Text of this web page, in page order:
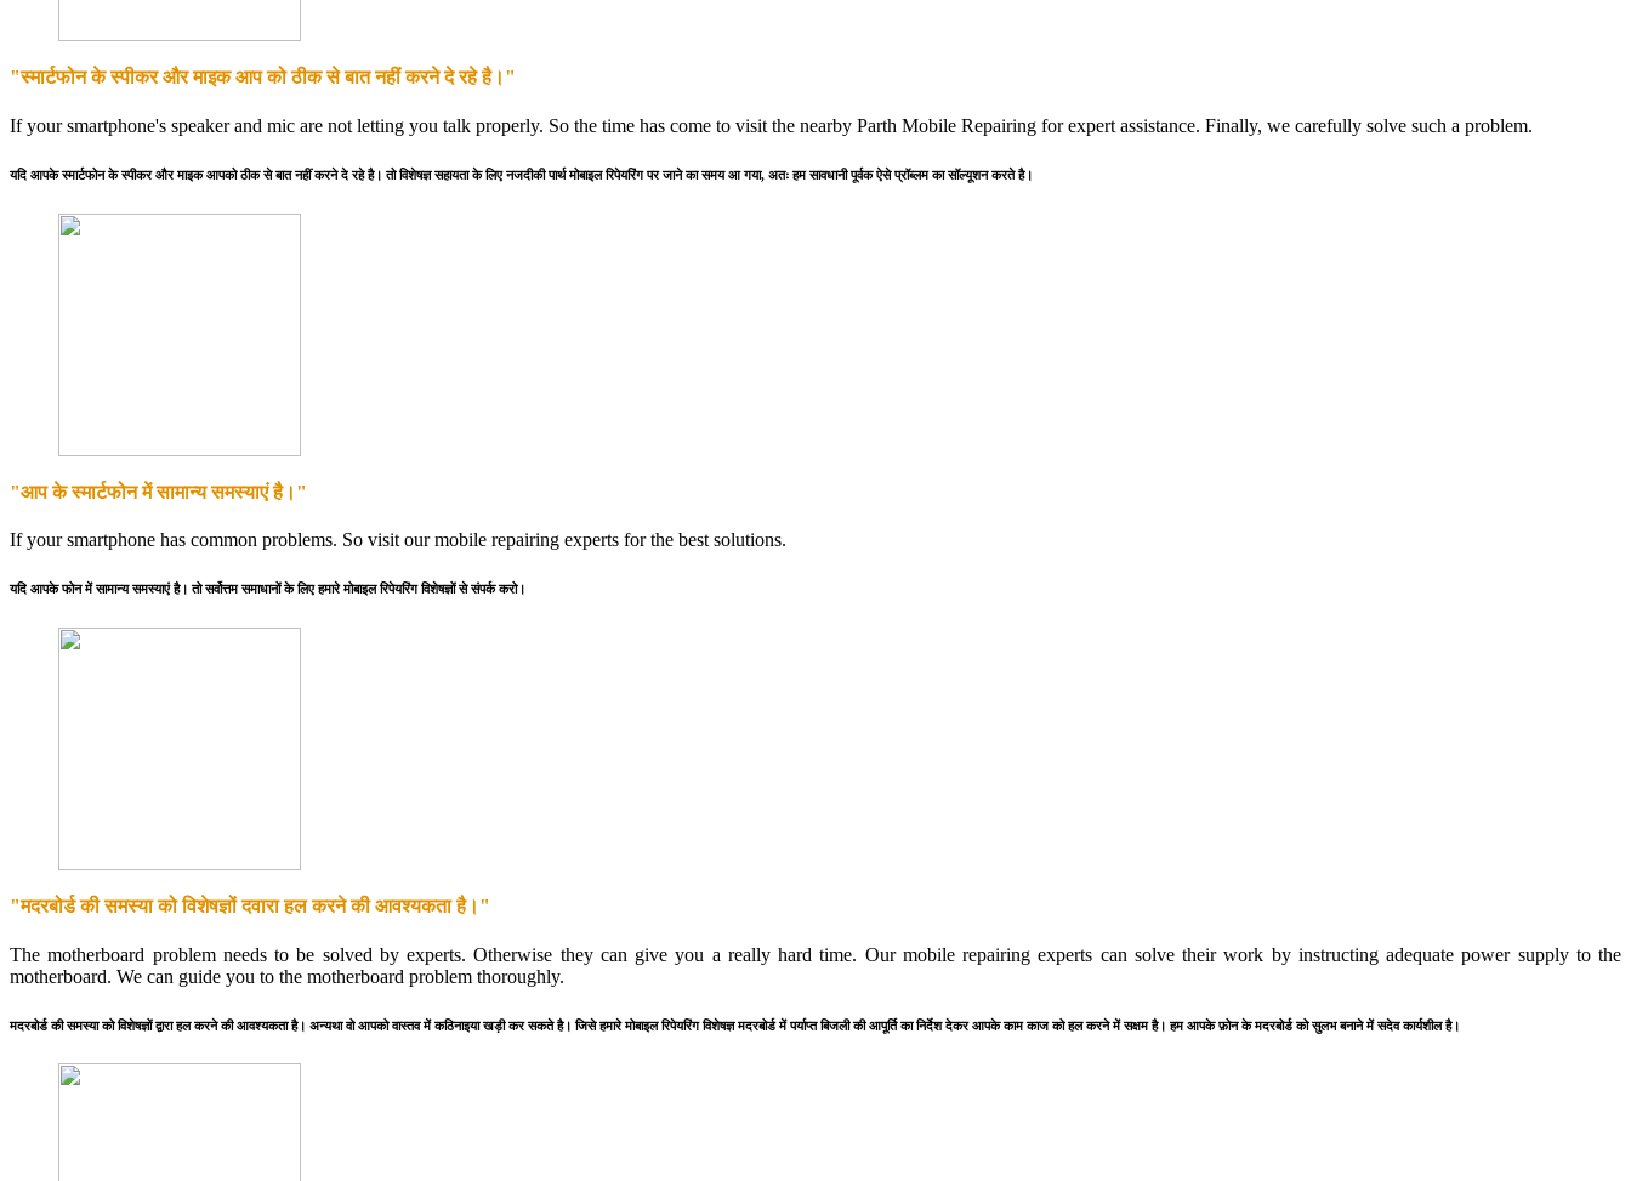
"स्मार्टफोन के स्पीकर और माइक आप को ठीक से बात नहीं करने दे रहे है।"
If your smartphone's speaker and mic are not letting you talk properly. So the time has come to visit the nearby Parth Mobile Repairing for expert assistance. Finally, we carefully solve such a problem.
यदि आपके स्मार्टफोन के स्पीकर और माइक आपको ठीक से बात नहीं करने दे रहे है। तो विशेषज्ञ सहायता के लिए नजदीकी पार्थ मोबाइल रिपेयरिंग पर जाने का समय आ गया, अतः हम सावधानी पूर्वक ऐसे प्रॉब्लम का सॉल्यूशन करते है।
"आप के स्मार्टफोन में सामान्य समस्याएं है।"
If your smartphone has common problems. So visit our mobile repairing experts for the best solutions.
यदि आपके फोन में सामान्य समस्याएं है। तो सर्वोत्तम समाधानों के लिए हमारे मोबाइल रिपेयरिंग विशेषज्ञों से संपर्क करो।
"मदरबोर्ड की समस्या को विशेषज्ञों दवारा हल करने की आवश्यकता है।"
The motherboard problem needs to be solved by experts. Otherwise they can give you a really hard time. Our mobile repairing experts can solve their work by instructing adequate power supply to the
motherboard. We can guide you to the motherboard problem thoroughly.
मदरबोर्ड की समस्या को विशेषज्ञों द्वारा हल करने की आवश्यकता है। अन्यथा वो आपको वास्तव में कठिनाइया खड़ी कर सकते है। जिसे हमारे मोबाइल रिपेयरिंग विशेषज्ञ मदरबोर्ड में पर्याप्त बिजली की आपूर्ति का निर्देश देकर आपके काम काज को हल करने में सक्षम है। हम आपके फ़ोन के मदरबोर्ड को सुलभ बनाने में सदेव कार्यशील है।